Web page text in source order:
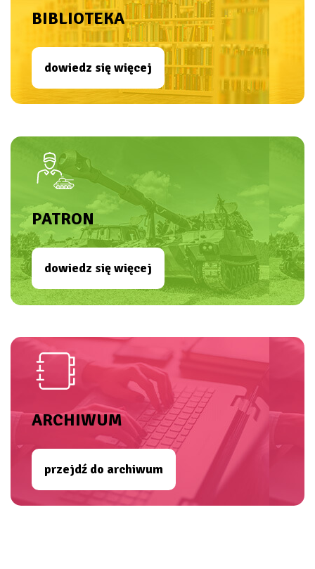
BIBLIOTEKA
dowiedz się więcej
PATRON
dowiedz się więcej
ARCHIWUM
przejdź do archiwum